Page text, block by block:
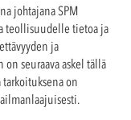
johtajana SPM
teollisuudelle tietoa ja
ja
seuraava askel tällä
on